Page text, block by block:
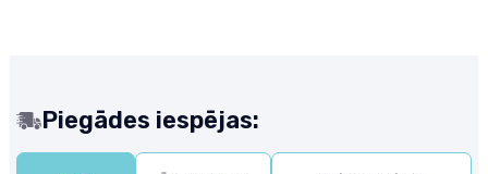
Piegādes iespējas: